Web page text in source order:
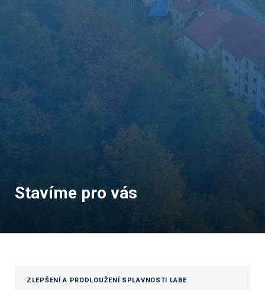
Stavíme pro vás
ZLEPŠENÍ A PRODLOUŽENÍ SPLAVNOSTI LABE